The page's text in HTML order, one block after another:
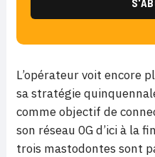
L’opérateur voit encore
sa stratégie
comme objectif de
son réseau 0G d’ici à la
trois mastodontes sont